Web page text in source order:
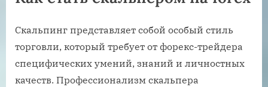
Скальпинг представляет собой особый стиль
торговли, который требует от форекс-трейдера
специфических умений, знаний и личностных
качеств. Профессионализм скальпера